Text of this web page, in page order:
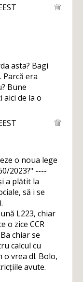
asta? Bagi
era
Bune
de la o
o noua lege
2023?" ----
a plătit la
să i se
L223, chiar
o zice CCR
chiar se
calcul cu
o vrea dl. Bolo,
avute.